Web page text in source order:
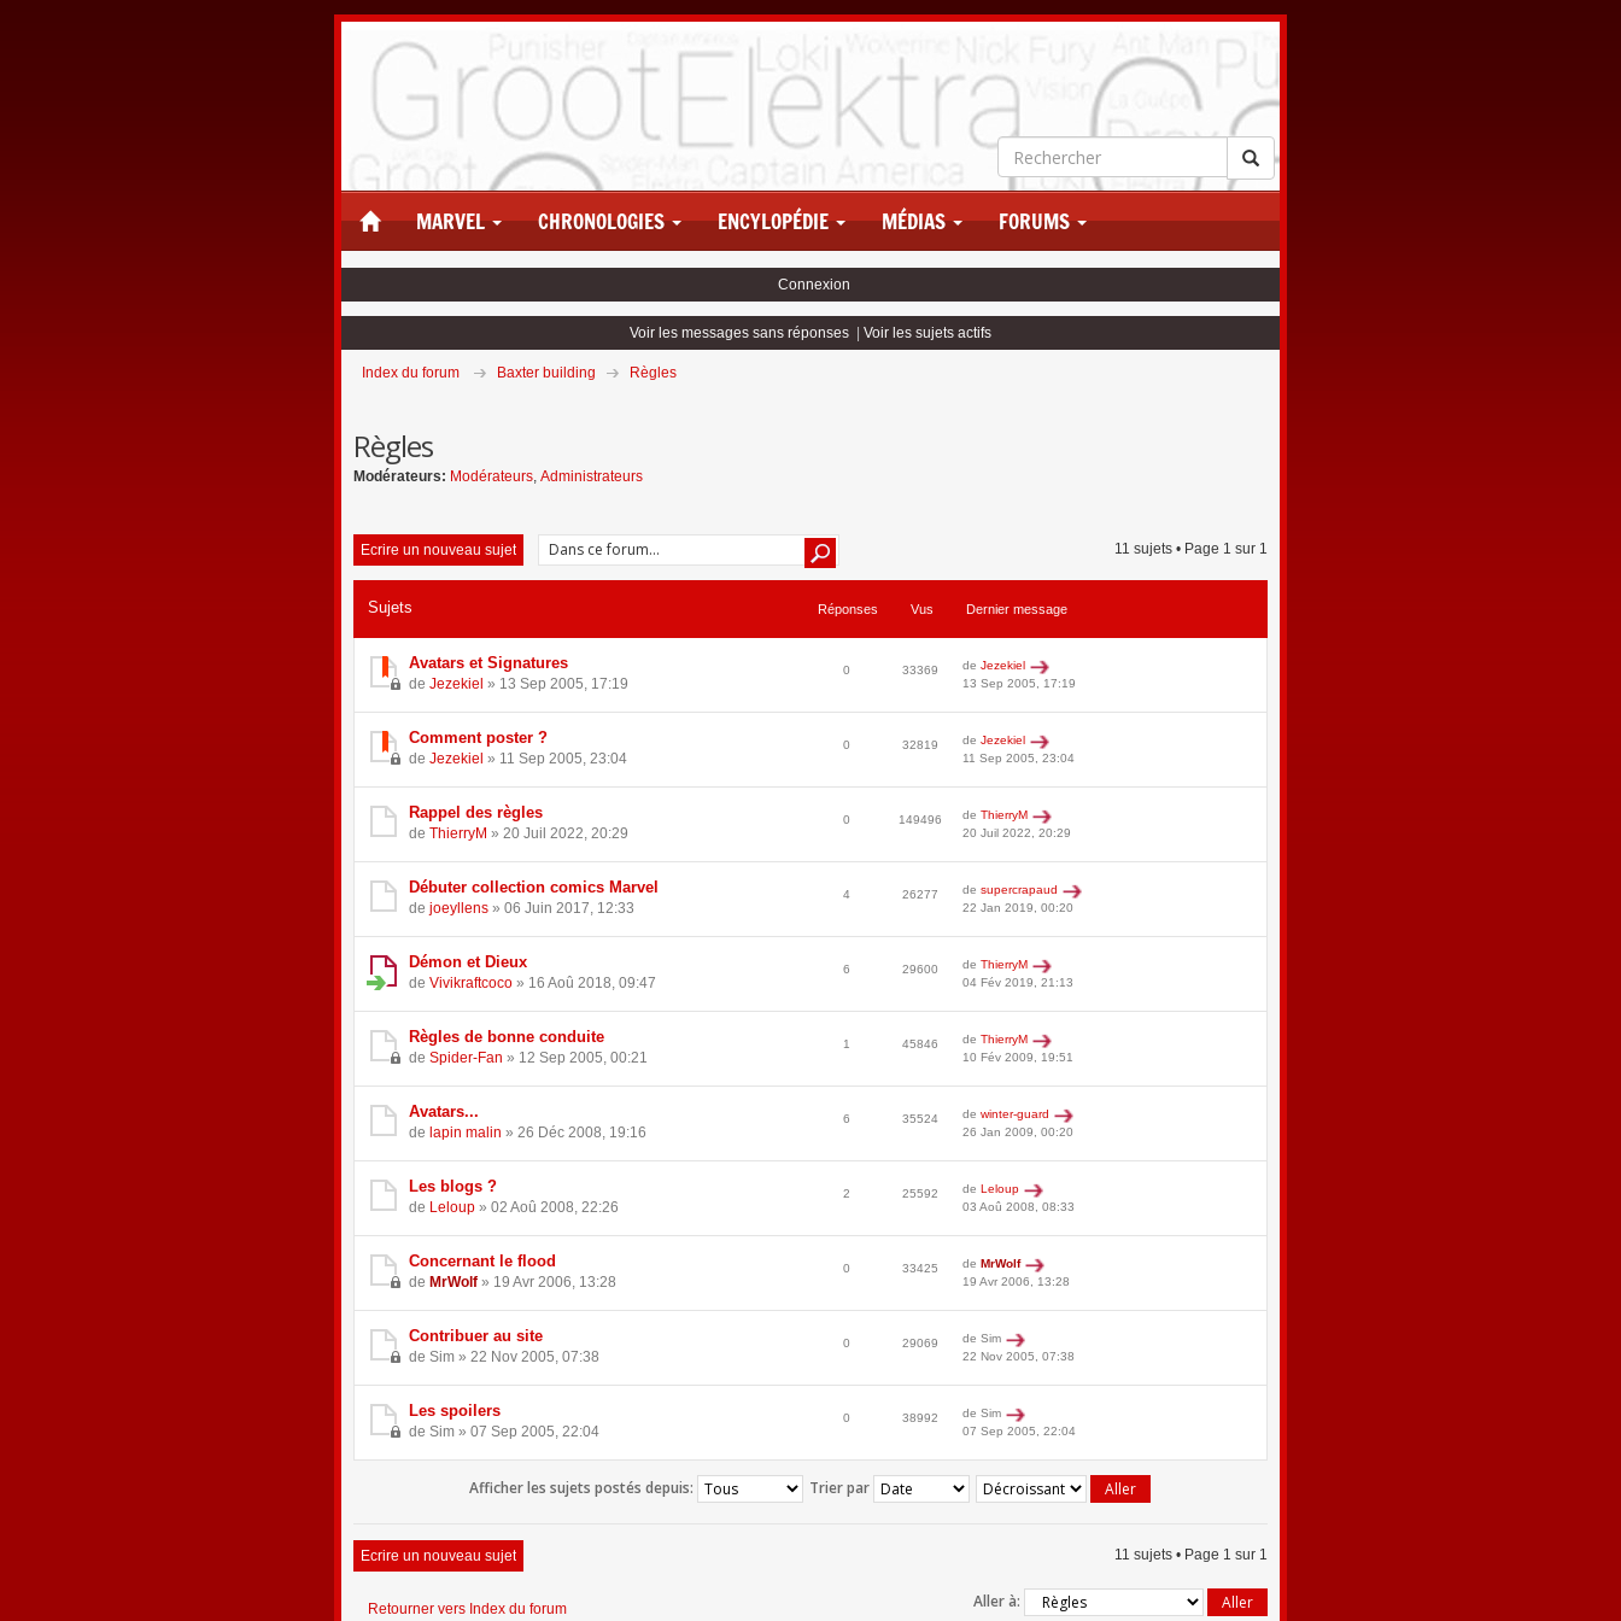
MARVEL CHRONOLOGIES ENCYLOPÉDIE MÉDIAS FORUMS
Connexion
Voir les messages sans réponses Voir les sujets actifs
Index du forum Baxter building Règles
Règles
Modérateurs: Modérateurs, Administrateurs
Ecrire un nouveau sujet 11 sujets • Page 1 sur 1
Sujets Réponses Vus Dernier message
Avatars et Signatures
de Jezekiel » 13 Sep 2005, 17:19
0 33369 de Jezekiel
13 Sep 2005, 17:19
Comment poster ?
de Jezekiel » 11 Sep 2005, 23:04
0 32819 de Jezekiel
11 Sep 2005, 23:04
Rappel des règles
de ThierryM » 20 Juil 2022, 20:29
0 149496 de ThierryM
20 Juil 2022, 20:29
Débuter collection comics Marvel
de joeyllens » 06 Juin 2017, 12:33
4 26277 de supercrapaud
22 Jan 2019, 00:20
Démon et Dieux
de Vivikraftcoco » 16 Aoû 2018, 09:47
6 29600 de ThierryM
04 Fév 2019, 21:13
Règles de bonne conduite
de Spider-Fan » 12 Sep 2005, 00:21
1 45846 de ThierryM
10 Fév 2009, 19:51
Avatars...
de lapin malin » 26 Déc 2008, 19:16
6 35524 de winter-guard
26 Jan 2009, 00:20
Les blogs ?
de Leloup » 02 Aoû 2008, 22:26
2 25592 de Leloup
03 Aoû 2008, 08:33
Concernant le flood
de MrWolf » 19 Avr 2006, 13:28
0 33425 de MrWolf
19 Avr 2006, 13:28
Contribuer au site
de Sim » 22 Nov 2005, 07:38
0 29069
de Sim
22 Nov 2005, 07:38
Les spoilers
de Sim » 07 Sep 2005, 22:04
0 38992
de Sim
07 Sep 2005, 22:04
Afficher les sujets postés depuis: Trier par
Ecrire un nouveau sujet 11 sujets • Page 1 sur 1
Retourner vers Index du forum Aller à: